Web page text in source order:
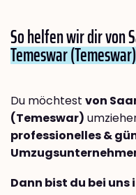
So helfen wir dir von
Temeswar (Temeswar)
Du möchtest von
(Temeswar)
professionelles &
Dann bist du bei